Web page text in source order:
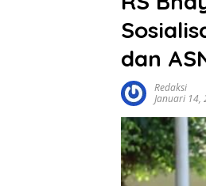
dan
Redaksi
Januari 14,